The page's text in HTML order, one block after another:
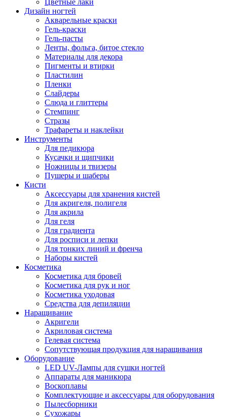
Цветные лаки
Дизайн ногтей
Акварельные краски
Гель-краски
Гель-пасты
Ленты, фольга, битое стекло
Материалы для декора
Пигменты и втирки
Пластилин
Пленки
Слайдеры
Слюда и глиттеры
Стемпинг
Стразы
Трафареты и наклейки
Инструменты
Для педикюра
Кусачки и щипчики
Ножницы и твизеры
Пушеры и шаберы
Кисти
Аксессуары для хранения кистей
Для акригеля, полигеля
Для акрила
Для геля
Для градиента
Для росписи и лепки
Для тонких линий и френча
Наборы кистей
Косметика
Косметика для бровей
Косметика для рук и ног
Косметика уходовая
Средства для депиляции
Наращивание
Акригели
Акриловая система
Гелевая система
Сопутствующая продукция для наращивания
Оборудование
LED UV-Лампы для сушки ногтей
Аппараты для маникюра
Воскоплавы
Комплектующие и аксессуары для оборудования
Пылесборники
Сухожары